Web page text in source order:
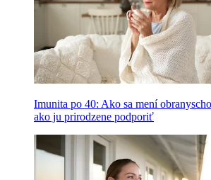
Imunita po 40: Ako sa mení
ako ju prirodzene podporiť